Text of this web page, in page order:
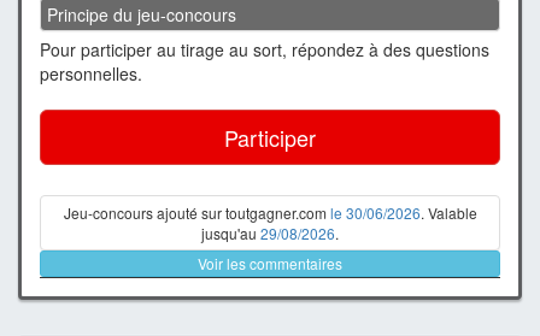
Principe du jeu-concours
Pour participer au tirage au sort, répondez à des questions
personnelles.
Participer
Jeu-concours ajouté sur toutgagner.com le 30/06/2026. Valable
jusqu'au 29/08/2026.
Voir les commentaires